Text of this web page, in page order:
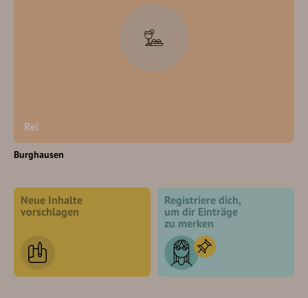
Rei
Burghausen
Neue Inhalte
vorschlagen
Registriere dich,
um dir Einträge
zu merken